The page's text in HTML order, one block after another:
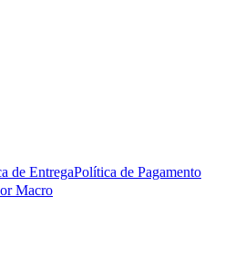
de EntregaPolítica de Pagamento
Macro